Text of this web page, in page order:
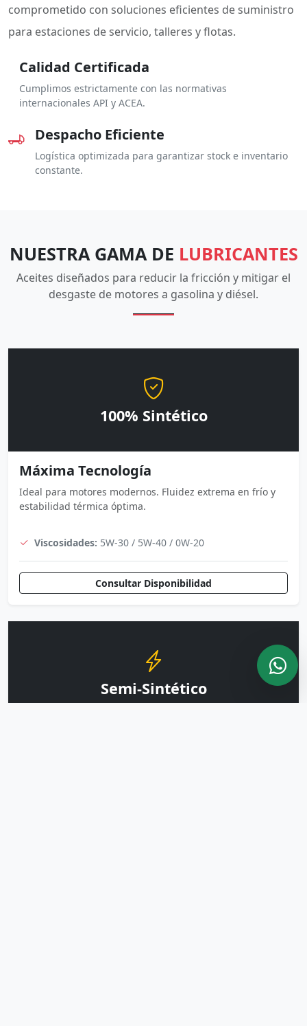
comprometido con soluciones eficientes de suministro
para estaciones de servicio, talleres y flotas.
Calidad Certificada
Cumplimos estrictamente con las normativas
internacionales API y ACEA.
Despacho Eficiente
Logística optimizada para garantizar stock e inventario
constante.
NUESTRA GAMA DE LUBRICANTES
Aceites diseñados para reducir la fricción y mitigar el
desgaste de motores a gasolina y diésel.
100% Sintético
Máxima Tecnología
Ideal para motores modernos. Fluidez extrema en frío y
estabilidad térmica óptima.
Viscosidades: 5W-30 / 5W-40 / 0W-20
Consultar Disponibilidad
Semi-Sintético